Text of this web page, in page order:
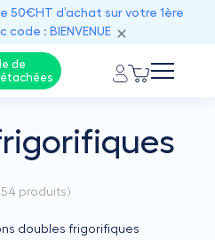
50€HT d’achat sur votre 1ère
: BIENVENUE
de
produits)
doubles frigorifiques